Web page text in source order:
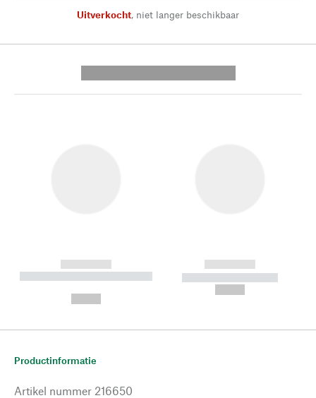
Uitverkocht, niet langer beschikbaar
------------
----------- ----------- --------
------------
----------- -----------
Productinformatie
Artikel nummer 216650